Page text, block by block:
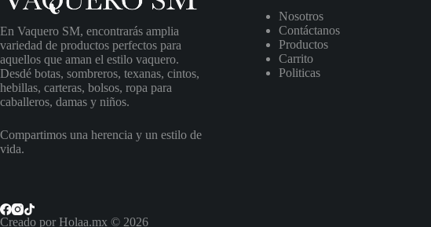
En Vaquero SM, encontrarás amplia
variedad de productos perfectos para
aquellos que aman el estilo vaquero.
Desdé botas, sombreros, texanas, cintos,
hebillas, carteras, bolsos, ropa para
caballeros, damas y niños.
Compartimos una herencia y un estilo de
vida.
Nosotros
Contáctanos
Productos
Carrito
Politicas
Creado por Holaa.mx © 2026